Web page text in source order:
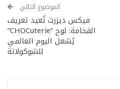
الموضوع التالي
فيكس ديزرت تُعيد تعريف
الفخامة: لوح “CHOCuterie”
يُشعل اليوم العالمي
للشوكولاتة